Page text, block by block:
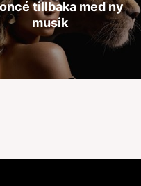
tillbaka med ny
musik